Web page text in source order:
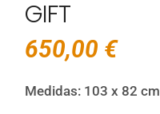
GIFT
650,00 €
Medidas: 103 x 82 cm